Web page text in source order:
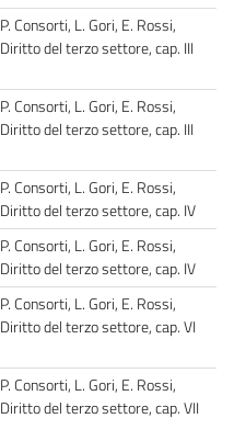
P. Consorti, L. Gori, E. Rossi,
Diritto del terzo settore, cap. III
P. Consorti, L. Gori, E. Rossi,
Diritto del terzo settore, cap. III
P. Consorti, L. Gori, E. Rossi,
Diritto del terzo settore, cap. IV
P. Consorti, L. Gori, E. Rossi,
Diritto del terzo settore, cap. IV
P. Consorti, L. Gori, E. Rossi,
Diritto del terzo settore, cap. VI
P. Consorti, L. Gori, E. Rossi,
Diritto del terzo settore, cap. VII